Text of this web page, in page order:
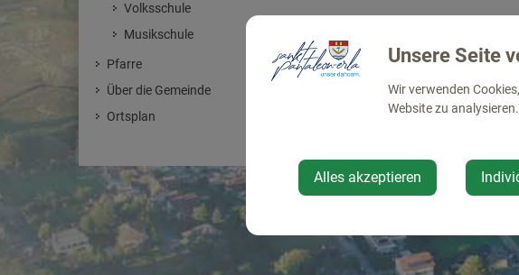
Volksschule
Musikschule
Pfarre
Über die Gemeinde
Ortsplan
Unsere Seite
Wir verwenden
Website zu
Alles akzeptieren